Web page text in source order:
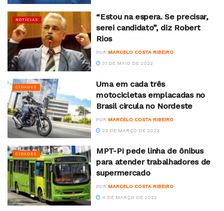
NOTÍCIAS
“Estou na espera. Se precisar,
serei candidato”, diz Robert
Rios
POR MARCELO COSTA RIBEIRO
31 DE MAIO DE 2022
CIDADES
Uma em cada três
motocicletas emplacadas no
Brasil circula no Nordeste
POR MARCELO COSTA RIBEIRO
23 DE MARÇO DE 2022
CIDADES
MPT-PI pede linha de ônibus
para atender trabalhadores de
supermercado
POR MARCELO COSTA RIBEIRO
4 DE MARÇO DE 2022